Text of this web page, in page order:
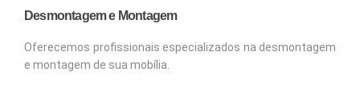
Desmontagem e Montagem
Oferecemos profissionais especializados na desmontagem
e montagem de sua mobília.